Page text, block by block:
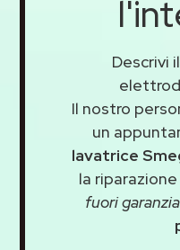
Descrivi
Il nostro
un
lavatrice
la
fuori garanzia